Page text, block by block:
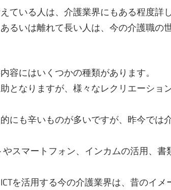
ている人は、介護業界にもある程度詳
るいは離れて長い人は、今の介護職の
容にはいくつかの種類があります。
となりますが、様々なレクリエーショ
にも辛いものが多いですが、昨今では
スマートフォン、インカムの活用、書
を活用する今の介護業界は、昔のイ